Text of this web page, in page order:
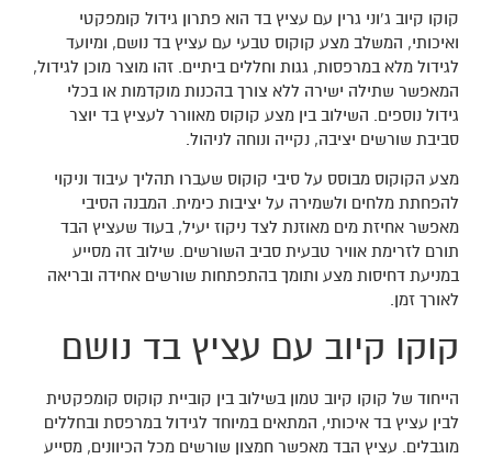
קוקו קיוב ג’וני גרין עם עציץ בד הוא פתרון גידול קומפקטי
ואיכותי, המשלב מצע קוקוס טבעי עם עציץ בד נושם, ומיועד
לגידול מלא במרפסות, גגות וחללים ביתיים. זהו מוצר מוכן לגידול,
המאפשר שתילה ישירה ללא צורך בהכנות מוקדמות או בכלי
גידול נוספים. השילוב בין מצע קוקוס מאוורר לעציץ בד יוצר
סביבת שורשים יציבה, נקייה ונוחה לניהול.
מצע הקוקוס מבוסס על סיבי קוקוס שעברו תהליך עיבוד וניקוי
להפחתת מלחים ולשמירה על יציבות כימית. המבנה הסיבי
מאפשר אחיזת מים מאוזנת לצד ניקוז יעיל, בעוד שעציץ הבד
תורם לזרימת אוויר טבעית סביב השורשים. שילוב זה מסייע
במניעת דחיסות מצע ותומך בהתפתחות שורשים אחידה ובריאה
לאורך זמן.
קוקו קיוב עם עציץ בד נושם
הייחוד של קוקו קיוב טמון בשילוב בין קוביית קוקוס קומפקטית
לבין עציץ בד איכותי, המתאים במיוחד לגידול במרפסת ובחללים
מוגבלים. עציץ הבד מאפשר חמצון שורשים מכל הכיוונים, מסייע